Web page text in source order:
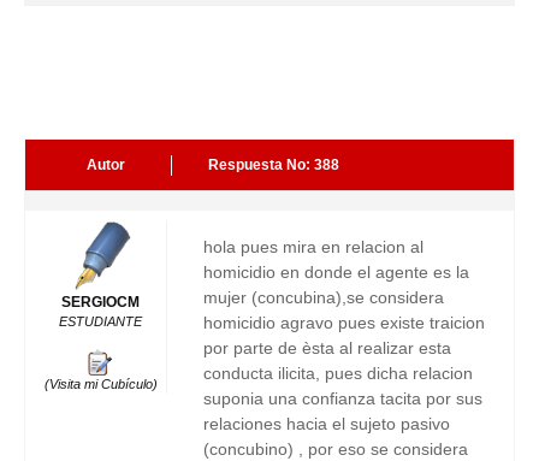
Autor Respuesta No: 388
SERGIOCM
ESTUDIANTE
(Visita mi Cubículo)
hola pues mira en relacion al
homicidio en donde el agente es la
mujer (concubina),se considera
homicidio agravo pues existe traicion
por parte de èsta al realizar esta
conducta ilicita, pues dicha relacion
suponia una confianza tacita por sus
relaciones hacia el sujeto pasivo
(concubino) , por eso se considera